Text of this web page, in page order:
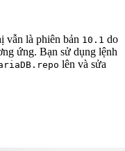
vẫn là phiên bản 10.1 do
ứng. Bạn sử dụng lệnh
lên và sửa